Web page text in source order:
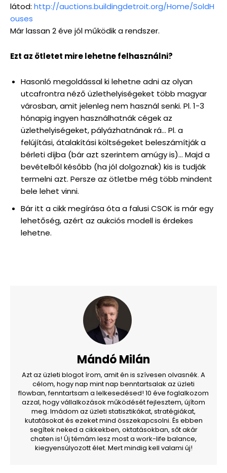
látod: http://auctions.buildingdetroit.org/Home/SoldH
ouses
Már lassan 2 éve jól működik a rendszer.
Ezt az ötletet mire lehetne felhasználni?
Hasonló megoldással ki lehetne adni az olyan
utcafrontra néző üzlethelyiségeket több magyar
városban, amit jelenleg nem használ senki. Pl. 1-3
hónapig ingyen használhatnák cégek az
üzlethelyiségeket, pályázhatnának rá… Pl. a
felújítási, átalakítási költségeket beleszámítják a
bérleti díjba (bár azt szerintem amúgy is)… Majd a
bevételből később (ha jól dolgoznak) kis is tudják
termelni azt. Persze az ötletbe még több mindent
bele lehet vinni.
Bár itt a cikk megírása óta a falusi CSOK is már egy
lehetőség, azért az aukciós modell is érdekes
lehetne.
Mándó Milán
Azt az üzleti blogot írom, amit én is szívesen olvasnék. A
célom, hogy nap mint nap benntartsalak az üzleti
flowban, fenntartsam a lelkesedésed! 10 éve foglalkozom
azzal, hogy vállalkozások működését fejlesztem, újítom
meg. Imádom az üzleti statisztikákat, stratégiákat,
kutatásokat és ezeket mind összekapcsolni. És ebben
segítek neked a cikkekben, oktatásokban, sőt akár
chaten is! Új témám lesz most a work-life balance,
kiegyensúlyozott élet. Mert mindig kell valami új!